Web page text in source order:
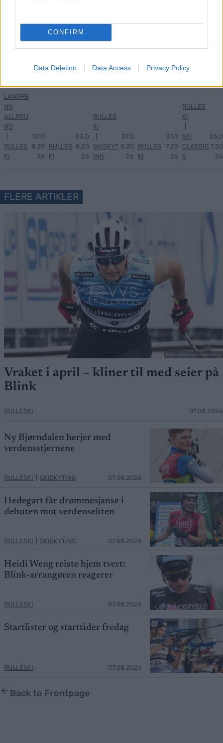
CONFIRM
Data Deletion Data Access Privacy Policy
Hegg
en og
neste
landsl
LANGRE
NN
ALLROU
ND
RULLES
KI
07.0
8.20
26
am og
skjem
RULLES
KI
03.0
8.20
26
nsstje
rnene
RULLES
KI
SKISKYT
ING
07.0
8.20
26
er seg
RULLES
KI
31.0
7.20
26
helt
RULLES
KI
SKI
CLASSIC
S
26.0
7.20
26
FLERE ARTIKLER
Foto: Nordnes/NordicFocus
Vraket i april – kliner til med seier på
Blink
RULLESKI 07.08.2026
Ny Bjørndalen herjer med
verdensstjernene
RULLESKI SKISKYTING 07.08.2026
Hedegart får drømmesjanse i
debuten mot verdenseliten
RULLESKI SKISKYTING 07.08.2026
Heidi Weng reiste hjem tvert:
Blink-arrangøren reagerer
RULLESKI 07.08.2026
Startlister og starttider fredag
RULLESKI 07.08.2026
Back to Frontpage